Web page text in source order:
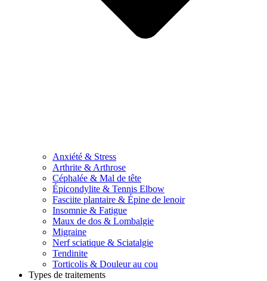
Anxiété & Stress
Arthrite & Arthrose
Céphalée & Mal de tête
Épicondylite & Tennis Elbow
Fasciite plantaire & Épine de lenoir
Insomnie & Fatigue
Maux de dos & Lombalgie
Migraine
Nerf sciatique & Sciatalgie
Tendinite
Torticolis & Douleur au cou
Types de traitements